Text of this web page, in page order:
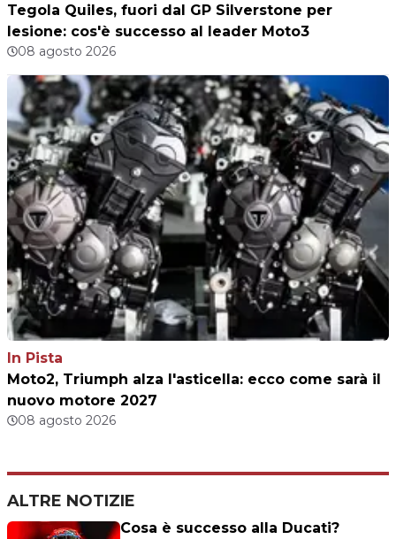
Tegola Quiles, fuori dal GP Silverstone per
lesione: cos'è successo al leader Moto3
08 agosto 2026
In Pista
Moto2, Triumph alza l'asticella: ecco come sarà il
nuovo motore 2027
08 agosto 2026
ALTRE NOTIZIE
Cosa è successo alla Ducati?